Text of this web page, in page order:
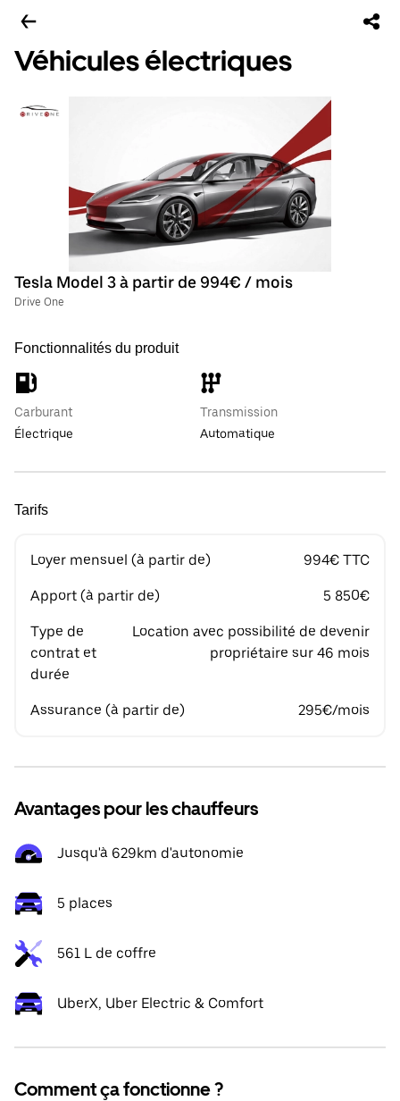
Véhicules électriques
Tesla Model 3 à partir de 994€ / mois
Drive One
Fonctionnalités du produit
Carburant
Électrique
Transmission
Automatique
Tarifs
Loyer mensuel (à partir de) 994€ TTC
Apport (à partir de) 5 850€
Type de
contrat et
durée
Location avec possibilité de devenir
propriétaire sur 46 mois
Assurance (à partir de) 295€/mois
Avantages pour les chauffeurs
Jusqu'à 629km d'autonomie
5 places
561 L de coffre
UberX, Uber Electric & Comfort
Comment ça fonctionne ?